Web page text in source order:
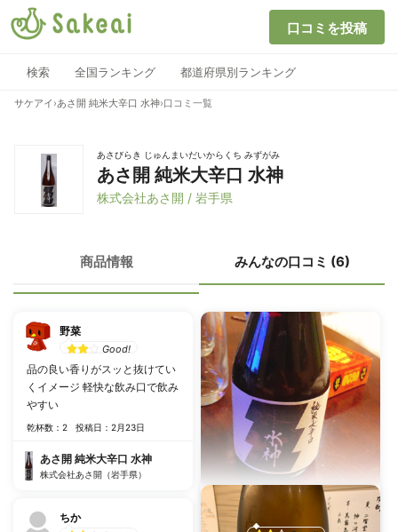
口コミを投稿
検索 全国ランキング 都道府県別ランキング
サケアイ ›あさ開 純米大辛口 水神›口コミ一覧
あさびらき じゅんまいだいからくち みずがみ
あさ開 純米大辛口 水神
株式会社あさ開 / 岩手県
商品情報 みんなの口コミ (6)
野菜
Good!
品の良い香りがスッと抜けてい
くイメージ 軽快な飲み口で飲み
やすい
乾杯数：2 投稿日：2月23日
あさ開 純米大辛口 水神
株式会社あさ開（岩手県）
yyy
ちか